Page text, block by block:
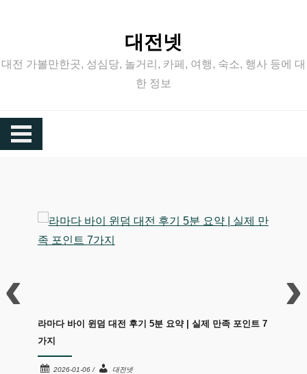
대전넷
대전 가볼만한곳, 성심당, 놀거리, 카페, 여행, 숙소, 행사 등에 대
한 정보
라마다 바이 윈덤 대전 후기 5분 요약 | 실제 만족 포인트 7
가지
2026-01-06 / 대전넷